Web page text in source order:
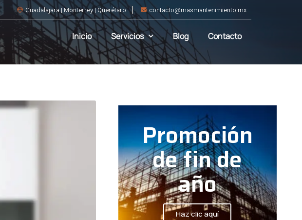
Guadalajara | Monterrey | Querétaro contacto@masmantenimiento.mx
Inicio Servicios Blog Contacto
Promoción
de fin de
año
Haz clic aquí